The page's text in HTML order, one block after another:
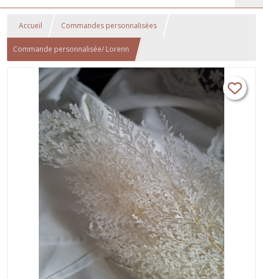
Accueil Commandes personnalisées
Commande personnalisée/ Lorenn